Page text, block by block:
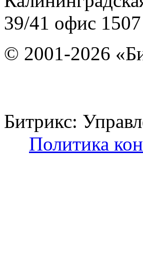
39/41 офис 1507
© 2001-2026
Битрикс:
Политика